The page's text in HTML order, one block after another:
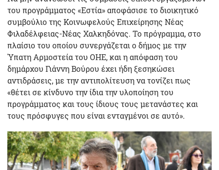
του προγράμματος «Εστία» αποφάσισε το διοικητικό
συμβούλιο της Κοινωφελούς Επιχείρησης Νέας
Φιλαδέλφειας-Νέας Χαλκηδόνας. Το πρόγραμμα, στο
πλαίσιο του οποίου συνεργάζεται ο δήμος με την
Ύπατη Αρμοστεία του ΟΗΕ, και η απόφαση του
δημάρχου Γιάννη Βούρου έχει ήδη ξεσηκώσει
αντιδράσεις, με την αντιπολίτευση να τονίζει πως
«θέτει σε κίνδυνο την ίδια την υλοποίηση του
προγράμματος και τους ίδιους τους μετανάστες και
τους πρόσφυγες που είναι ενταγμένοι σε αυτό».